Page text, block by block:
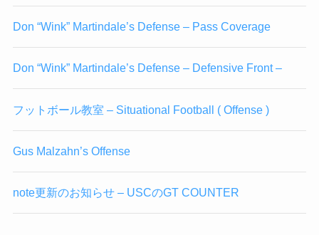
Don “Wink” Martindale’s Defense – Pass Coverage
Don “Wink” Martindale’s Defense – Defensive Front –
フットボール教室 – Situational Football ( Offense )
Gus Malzahn’s Offense
note更新のお知らせ – USCのGT COUNTER